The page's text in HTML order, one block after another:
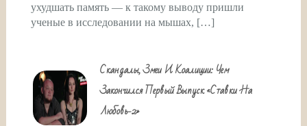
ухудшать память — к такому выводу пришли
ученые в исследовании на мышах, […]
Скандалы, Змеи И Коалиции: Чем
Закончился Первый Выпуск «Ставки На
Любовь-2»